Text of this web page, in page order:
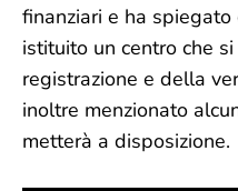
finanziari e ha spiegato
istituito un centro che
registrazione e della
inoltre menzionato
metterà a disposizione.